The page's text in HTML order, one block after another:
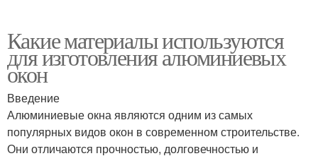
Какие материалы используются
для изготовления алюминиевых
окон
Введение
Алюминиевые окна являются одним из самых
популярных видов окон в современном строительстве.
Они отличаются прочностью, долговечностью и